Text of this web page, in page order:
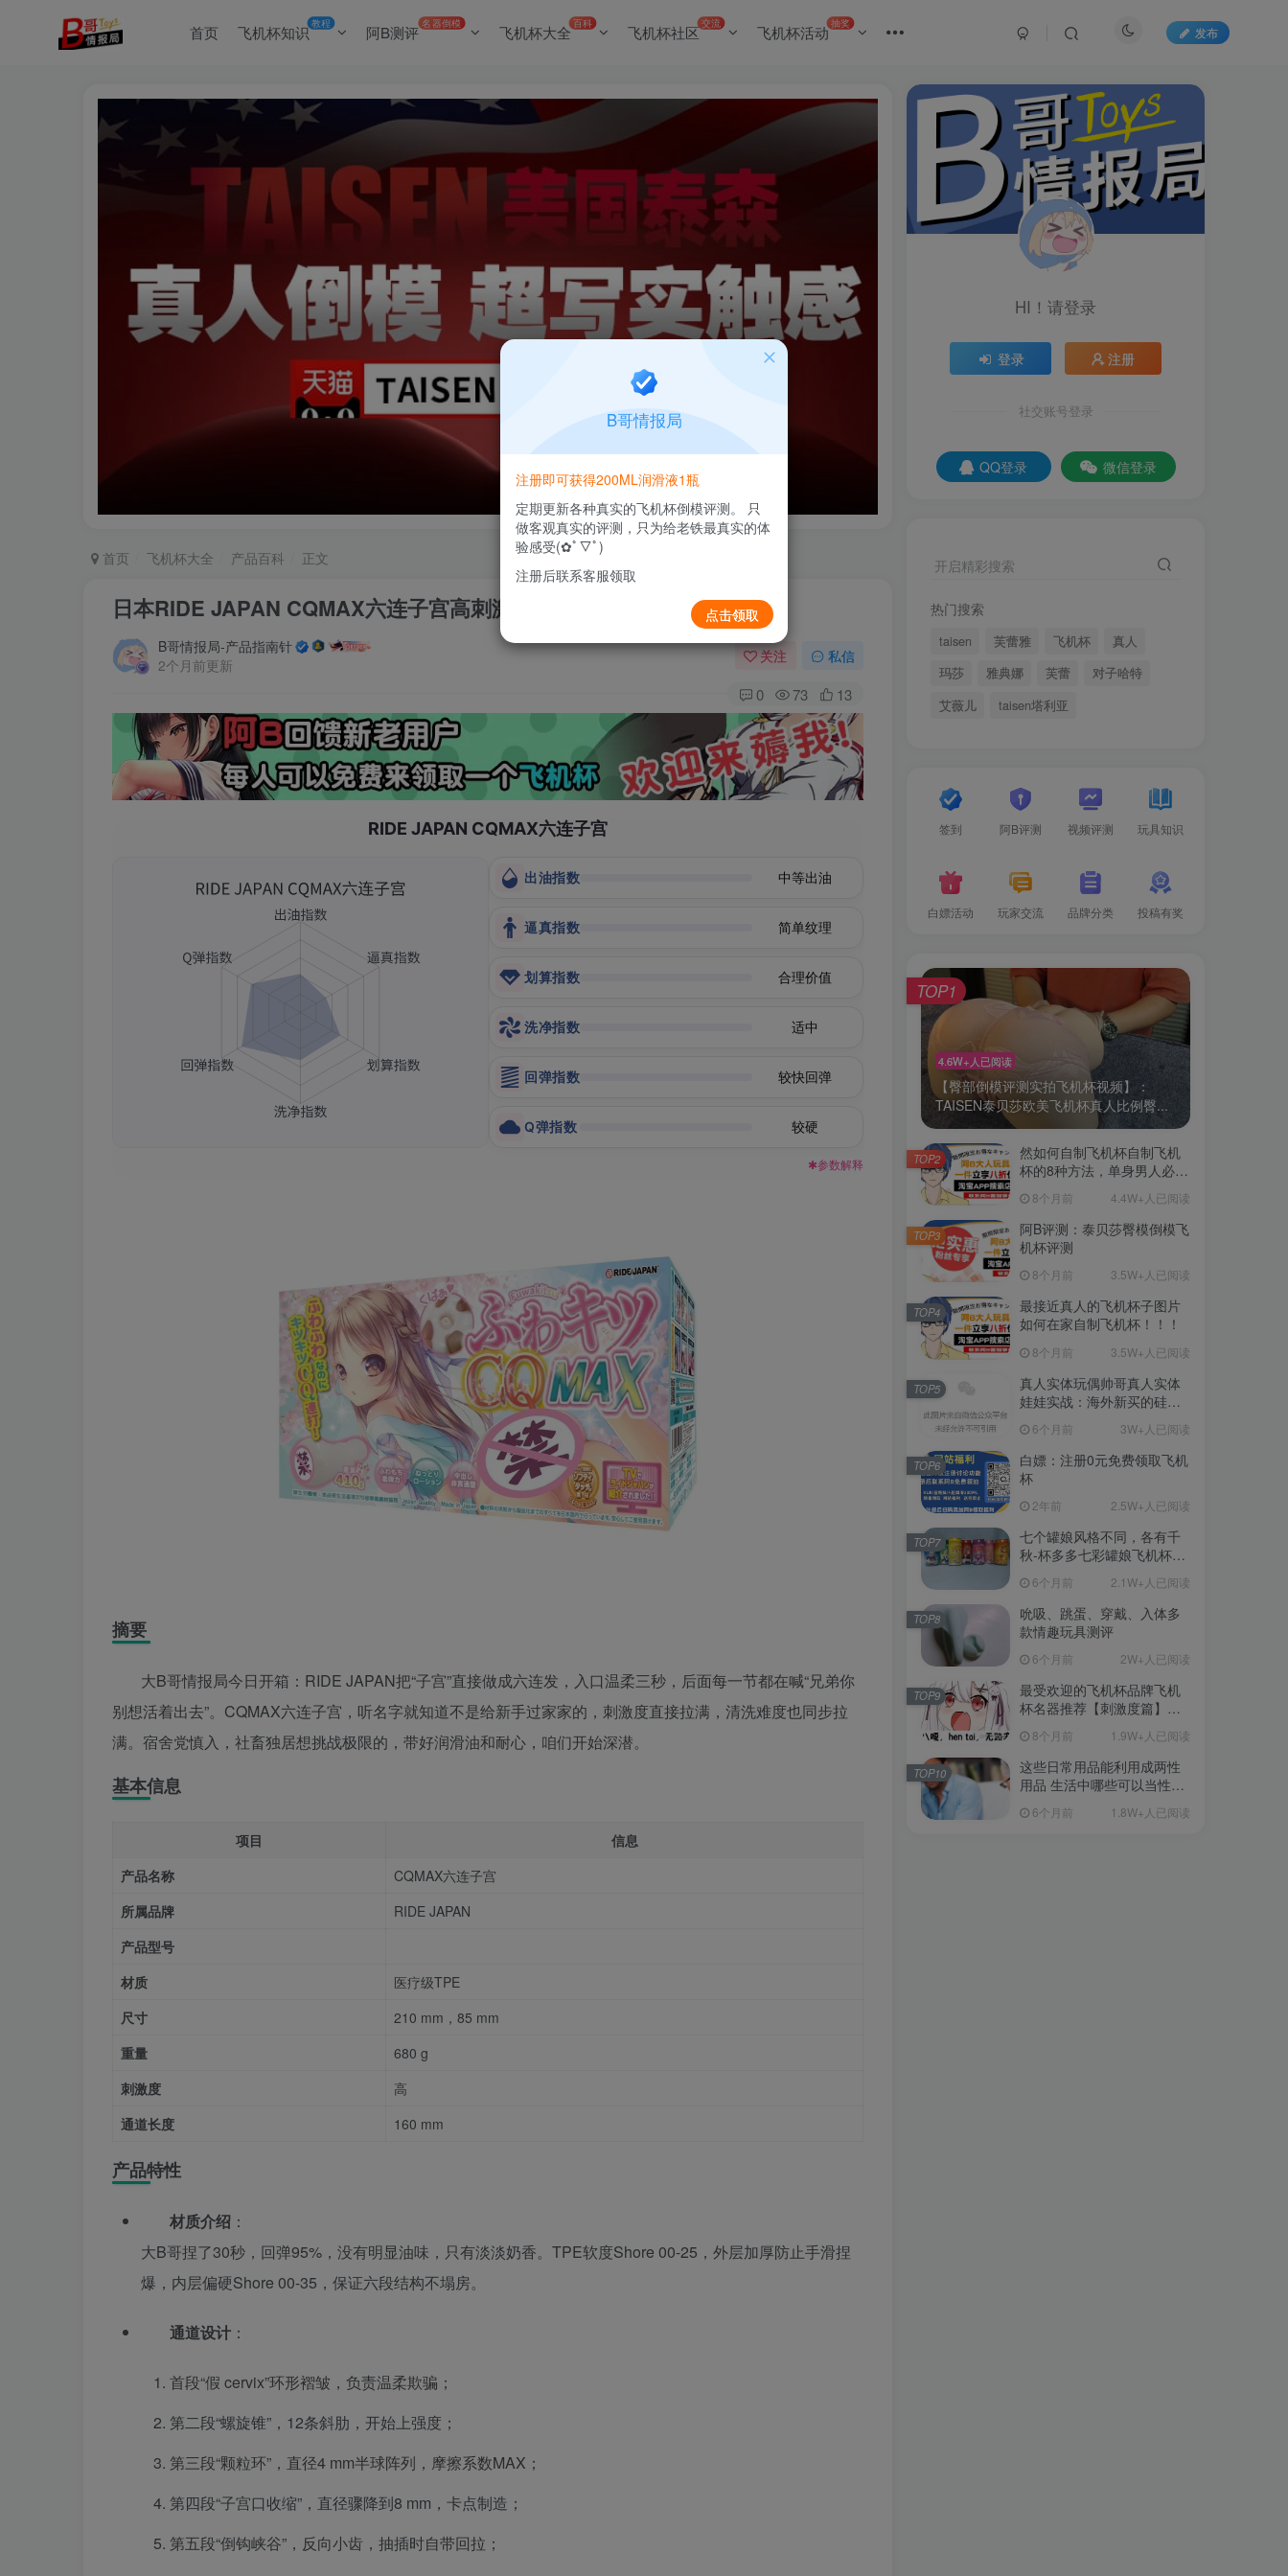
首页 飞机杯知识教程 阿B测评 名器倒模 飞机杯大全百科 飞机杯社区交流 飞机杯活动抽奖
发布
首页 飞机杯大全 产品百科 正文
日本RIDE JAPAN CQMAX六连子宫高刺激自慰器测评报告
B哥情报局-产品指南针
2个月前更新
关注 私信
0 73 13
RIDE JAPAN CQMAX六连子宫
出油指数 中等出油
逼真指数 简单纹理
划算指数 合理价值
洗净指数 适中
回弹指数 较快回弹
Q弹指数 较硬
✱参数解释
摘要
大B哥情报局今日开箱：RIDE JAPAN把“子宫”直接做成六连发，入口温柔三秒，后面每一节都在喊“兄弟你
别想活着出去”。CQMAX六连子宫，听名字就知道不是给新手过家家的，刺激度直接拉满，清洗难度也同步拉
满。宿舍党慎入，社畜独居想挑战极限的，带好润滑油和耐心，咱们开始深潜。
基本信息
项目
信息
产品名称
CQMAX六连子宫
所属品牌
RIDE JAPAN
产品型号
材质
医疗级TPE
尺寸
210 mm，85 mm
重量
680 g
刺激度
高
通道长度
160 mm
产品特性
材质介绍 ：
大B哥捏了30秒，回弹95%，没有明显油味，只有淡淡奶香。TPE软度Shore 00-25，外层加厚防止手滑捏
爆，内层偏硬Shore 00-35，保证六段结构不塌房。
通道设计 ：
首段“假 cervix”环形褶皱，负责温柔欺骗；
第二段“螺旋锥”，12条斜肋，开始上强度；
第三段“颗粒环”，直径4 mm半球阵列，摩擦系数MAX；
第四段“子宫口收缩”，直径骤降到8 mm，卡点制造；
第五段“倒钩峡谷”，反向小齿，抽插时自带回拉；
HI！请登录
登录 注册
社交账号登录
QQ登录 微信登录
开启精彩搜索
热门搜索
taisen 芙蕾雅 飞机杯
真人
玛莎
雅典娜 芙蕾
对子哈特
艾薇儿
taisen塔利亚
签到 阿B评测 视频评测 玩具知识
白嫖活动 玩家交流 品牌分类 投稿有奖
4.6W+人已阅读
【臀部倒模评测实拍飞机杯视频】：
TAISEN泰贝莎欧美飞机杯真人比例臀...
TOP1
然如何自制飞机杯自制飞机
杯的8种方法，单身男人必
8个月前 4.4W+人已阅读
TOP2
阿B评测：泰贝莎臀模倒模飞
机杯评测
8个月前 3.5W+人已阅读
TOP3
最接近真人的飞机杯子图片
如何在家自制飞机杯！！！
8个月前 3.5W+人已阅读
TOP4
真人实体玩偶帅哥真人实体
娃娃实战：海外新买的硅胶
6个月前 3W+人已阅读
TOP5
白嫖：注册0元免费领取飞机
杯
2年前 2.5W+人已阅读
TOP6
七个罐娘风格不同，各有千
秋-杯多多七彩罐娘飞机杯测
6个月前 2.1W+人已阅读
TOP7
吮吸、跳蛋、穿戴、入体多
款情趣玩具测评
6个月前 2W+人已阅读
TOP8
最受欢迎的飞机杯品牌飞机
杯名器推荐【刺激度篇】：
清单（11月更）
8个月前 1.9W+人已阅读
TOP9
这些日常用品能利用成两性
用品 生活中哪些可以当性用
6个月前 1.8W+人已阅读
TOP10
B哥情报局
注册即可获得200ML润滑液1瓶
定期更新各种真实的飞机杯倒模评测。 只
做客观真实的评测，只为给老铁最真实的体
验感受(✿ﾟ▽ﾟ)
注册后联系客服领取
点击领取